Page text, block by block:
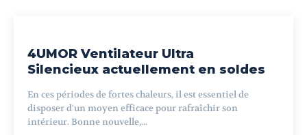
4UMOR Ventilateur Ultra
Silencieux actuellement en soldes
En ces périodes de fortes chaleurs, il est essentiel de
disposer d'un moyen efficace pour rafraîchir son
intérieur. Bonne nouvelle,...